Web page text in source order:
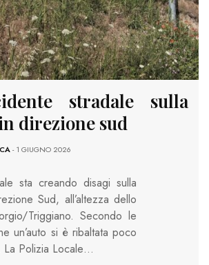
stradale sulla
direzione sud
- 1 GIUGNO 2026
sta creando disagi sulla
Sud, all’altezza dello
Triggiano. Secondo le
un’auto si è ribaltata poco
La Polizia Locale…